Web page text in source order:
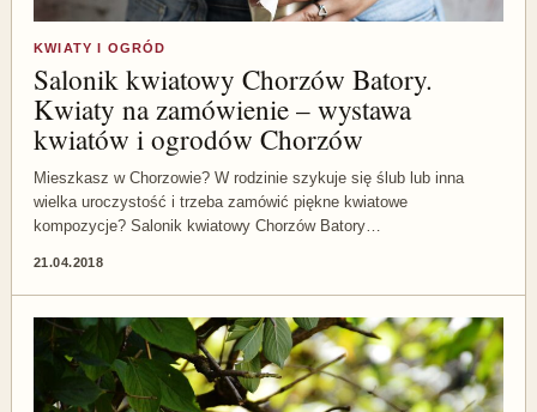
KWIATY I OGRÓD
Salonik kwiatowy Chorzów Batory.
Kwiaty na zamówienie – wystawa
kwiatów i ogrodów Chorzów
Mieszkasz w Chorzowie? W rodzinie szykuje się ślub lub inna
wielka uroczystość i trzeba zamówić piękne kwiatowe
kompozycje? Salonik kwiatowy Chorzów Batory…
21.04.2018